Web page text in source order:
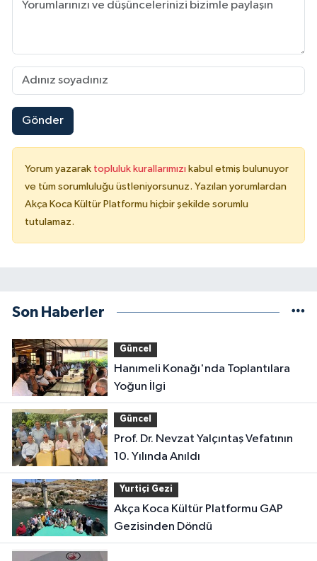
Gönder
Yorum yazarak topluluk kurallarımızı kabul etmiş bulunuyor
ve tüm sorumluluğu üstleniyorsunuz. Yazılan yorumlardan
Akça Koca Kültür Platformu hiçbir şekilde sorumlu
tutulamaz.
Son Haberler
Güncel
Hanımeli Konağı'nda Toplantılara
Yoğun İlgi
Güncel
Prof. Dr. Nevzat Yalçıntaş Vefatının
10. Yılında Anıldı
Yurtiçi Gezi
Akça Koca Kültür Platformu GAP
Gezisinden Döndü